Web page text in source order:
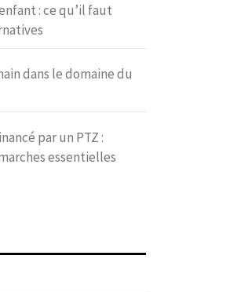
: ce qu’il faut
dans le domaine du
par un PTZ :
essentielles